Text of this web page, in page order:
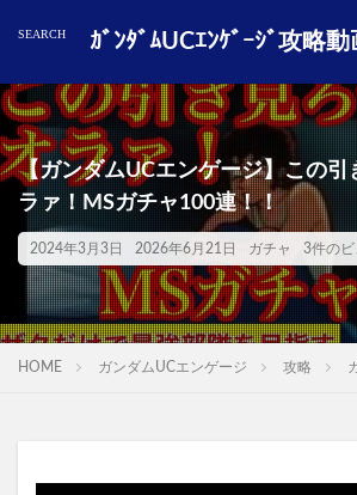
ｶﾞﾝﾀﾞﾑUCｴﾝｹﾞｰｼﾞ攻略
【ガンダムUCエンゲージ】この引
ラァ！MSガチャ100連！！
2024年3月3日 2026年6月21日 ガチャ 3件のビ
HOME ガンダムUCエンゲージ 攻略